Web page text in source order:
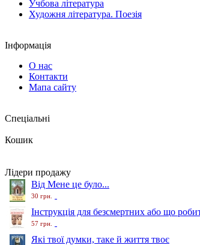
Учбова література
Художня література. Поезія
Інформація
О нас
Контакти
Мапа сайту
Спеціальні
Кошик
Лідери продажу
Від Мене це було...
30 грн.
Інструкція для безсмертних або що
57 грн.
Які твої думки, таке й життя твоє